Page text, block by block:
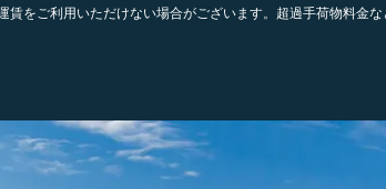
をご利用いただけない場合がございます。超過手荷物料金